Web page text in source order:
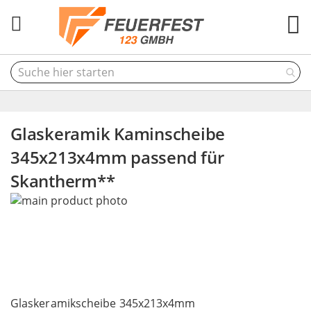
Glaskeramik Kaminscheibe
345x213x4mm passend für
Skantherm**
Glaskeramikscheibe 345x213x4mm
Skip
gallery
to